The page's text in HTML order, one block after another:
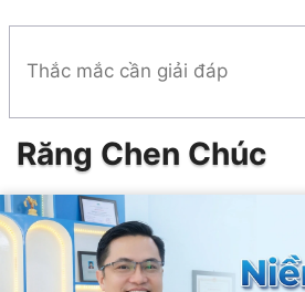
kiếm
Răng Chen Chúc